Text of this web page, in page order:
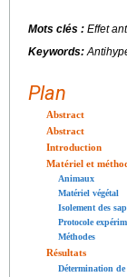
Mots clés : Effet
Keywords:
Plan
Abstract
Abstract
Introduction
Matériel et
Animaux
Matériel végétal
Isolement des
Protocole
Méthodes
Résultats
Détermination